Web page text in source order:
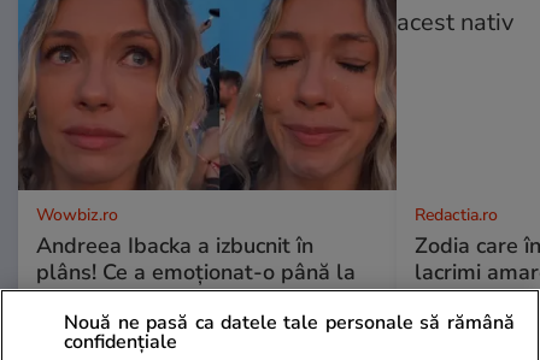
Wowbiz.ro
Andreea Ibacka a izbucnit în
plâns! Ce a emoționat-o până la
lacrimi pe vedetă: „Nu-mi mai e
rușine să fiu vulnerabilă”
Redactia.ro
Zodia care
lacrimi
acest nativ
Nouă ne pasă ca datele tale personale să rămână
confidențiale